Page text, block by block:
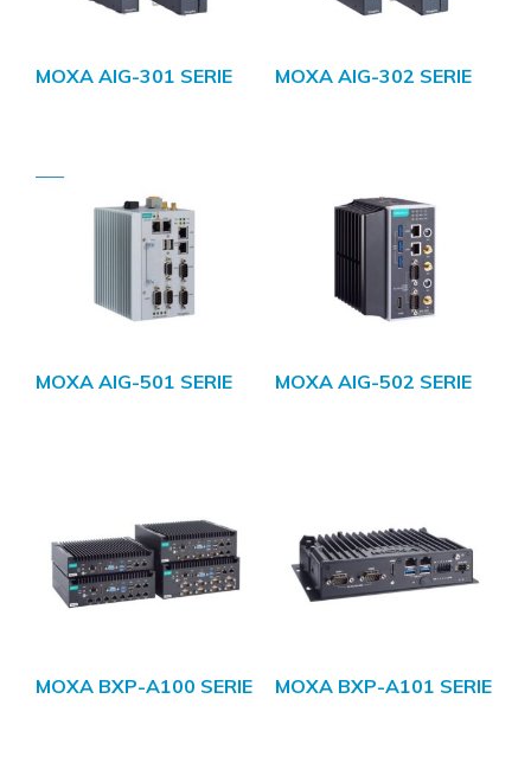
MOXA AIG-301 SERIE MOXA AIG-302 SERIE
MOXA AIG-501 SERIE MOXA AIG-502 SERIE
MOXA BXP-A100 SERIE MOXA BXP-A101 SERIE